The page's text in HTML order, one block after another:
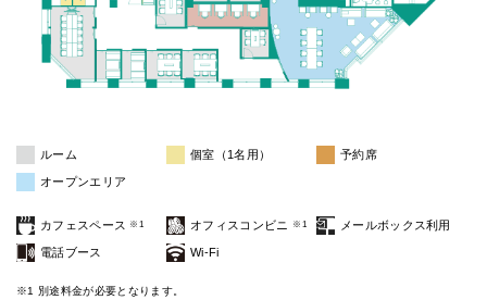
ルーム 個室（1名用） 予約席
オープンエリア
カフェスペース ※1 オフィスコンビニ ※1 メールボックス利用
電話ブース Wi-Fi
※1 別途料金が必要となります。